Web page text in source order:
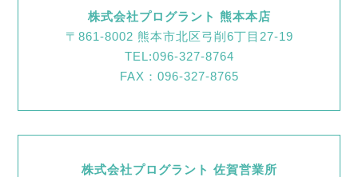
株式会社プログラント 熊本本店
〒861-8002 熊本市北区弓削6丁目27-19
TEL:096-327-8764
FAX：096-327-8765
株式会社プログラント 佐賀営業所